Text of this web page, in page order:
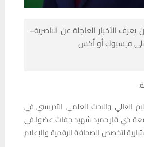
الأخبار العاجلة عن الناصرية–
على فيسبوك أو أكس
العالي والبحث العلمي التدريسي في
ذي قار حميد شهيد جفات عضوا في
لتخصص الصحافة الرقمية والإعلام